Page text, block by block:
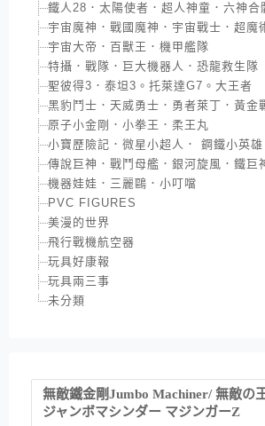
鐵人28．太陽使者．超人神童．六神合
宇宙魔神．戰國魔神．宇宙戰士．超魔
宇宙大帝．百獸王．機甲艦隊
特攝．戰隊．巨大機器人．恐龍救生隊
聖彼得3．泰坦3。托萊達G7。大王者
黑豹鬥士．天威勇士．勇者萊丁．黃金
原子小金剛．小拳王．柔王丸
小寶歷險記．微星小超人． 鋼鐵小英雄
傳說巨神．戰鬥母艦．銀河旋風．鐵巨
機器娃娃．三麗鷗．小叮噹
PVC FIGURES
美漫的世界
飛行戰機航空器
玩具好康報
玩具兩三事
未分類
無敵鐵金剛Jumbo Machiner/ 無敵の
ジャンボマシンダー マジンガーZ